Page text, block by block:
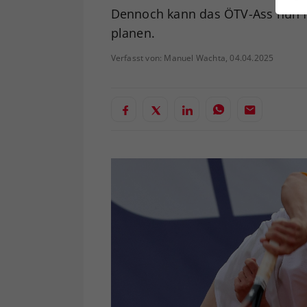
Dennoch kann das ÖTV-Ass
planen.
Verfasst von: Manuel Wachta, 04.04.2025